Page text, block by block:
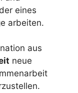
eines
arbeiten.
aus
neue